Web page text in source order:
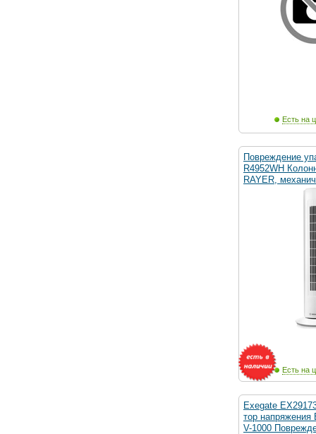
Есть на
Повреждение
R4952WH
RAYER,
Есть на
Exegate
тор напряжения
V-1000